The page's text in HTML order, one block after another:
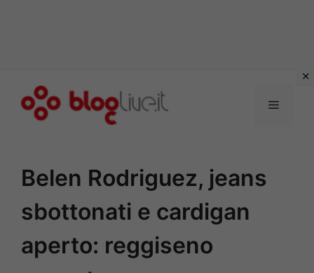
Menu
Belen Rodriguez, jeans
sbottonati e cardigan
aperto: reggiseno